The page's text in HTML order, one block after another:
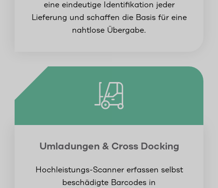
eine eindeutige Identifikation jeder
Lieferung und schaffen die Basis für eine
nahtlose Übergabe.
Umladungen & Cross Docking
Hochleistungs-Scanner erfassen selbst
beschädigte Barcodes in